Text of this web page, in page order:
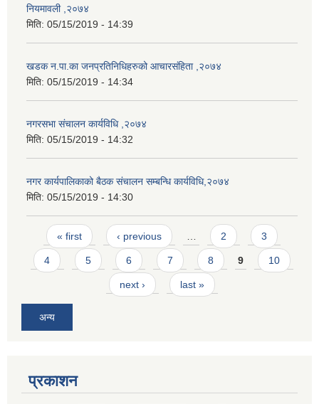
नियमावली ,२०७४
मिति: 05/15/2019 - 14:39
खडक न.पा.का जनप्रतिनिधिहरुको आचारसंहिता ,२०७४
मिति: 05/15/2019 - 14:34
नगरसभा संचालन कार्यविधि ,२०७४
मिति: 05/15/2019 - 14:32
नगर कार्यपालिकाको बैठक संचालन सम्बन्धि कार्यविधि,२०७४
मिति: 05/15/2019 - 14:30
Pages
« first ‹ previous 2 3
4 5 6 7 8 9 10
next › last »
अन्य
प्रकाशन